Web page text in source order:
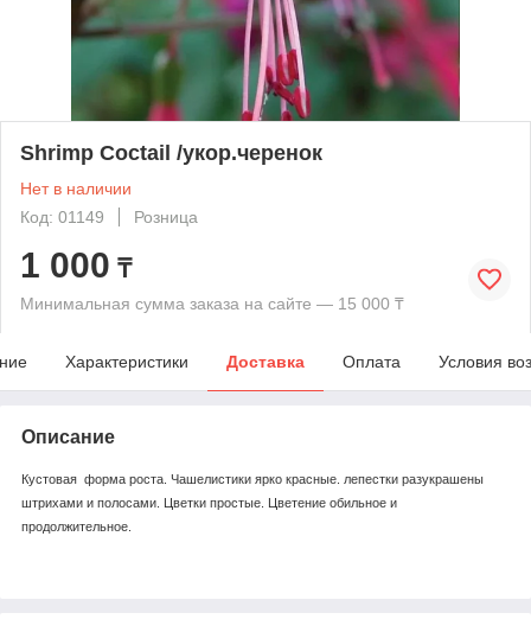
Shrimp Coctail /укор.черенок
Нет в наличии
Код: 01149
Розница
1 000 ₸
Минимальная сумма заказа на сайте — 15 000 ₸
Характеристики Доставка Оплата Условия
Описание
Кустовая форма роста. Чашелистики ярко красные. лепестки разукрашены
штрихами и полосами. Цветки простые. Цветение обильное и
продолжительное.